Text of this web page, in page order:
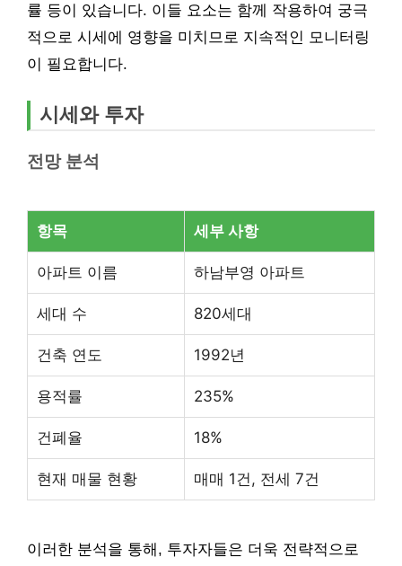
률 등이 있습니다. 이들 요소는 함께 작용하여 궁극
적으로 시세에 영향을 미치므로 지속적인 모니터링
이 필요합니다.
시세와 투자
전망 분석
항목 세부 사항
아파트 이름 하남부영 아파트
세대 수 820세대
건축 연도 1992년
용적률 235%
건폐율 18%
현재 매물 현황 매매 1건, 전세 7건
이러한 분석을 통해, 투자자들은 더욱 전략적으로